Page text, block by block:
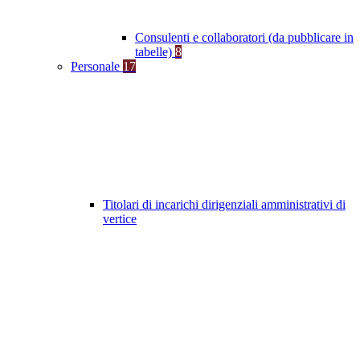
Consulenti e collaboratori (da pubblicare in
tabelle) 8
Personale 17
Titolari di incarichi dirigenziali amministrativi di
vertice